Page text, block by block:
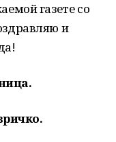
газете со
и